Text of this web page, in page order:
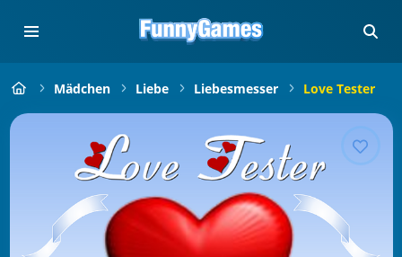
Mädchen Liebe Liebesmesser Love Tester